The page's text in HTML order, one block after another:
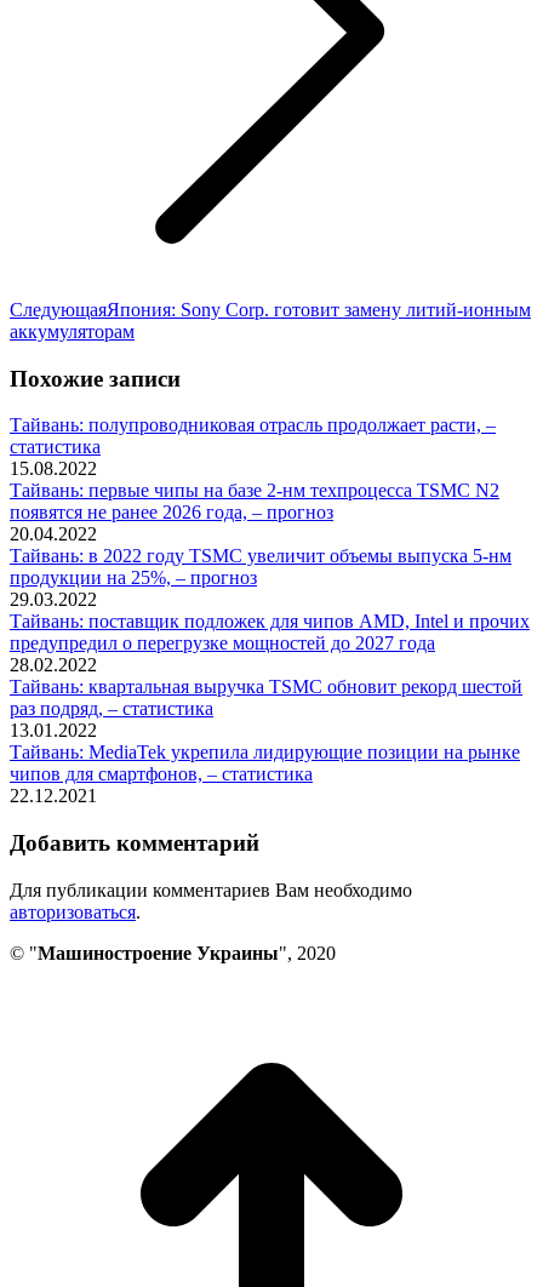
СледующаяСледующая
запись:
Япония: Sony Corp. готовит замену литий-ионным
аккумуляторам
Похожие записи
Тайвань: полупроводниковая отрасль продолжает расти, –
статистика
15.08.2022
Тайвань: первые чипы на базе 2-нм техпроцесса TSMC N2
появятся не ранее 2026 года, – прогноз
20.04.2022
Тайвань: в 2022 году TSMC увеличит объемы выпуска 5-нм
продукции на 25%, – прогноз
29.03.2022
Тайвань: поставщик подложек для чипов AMD, Intel и прочих
предупредил о перегрузке мощностей до 2027 года
28.02.2022
Тайвань: квартальная выручка TSMC обновит рекорд шестой
раз подряд, – статистика
13.01.2022
Тайвань: MediaTek укрепила лидирующие позиции на рынке
чипов для смартфонов, – статистика
22.12.2021
Добавить комментарий
Для публикации комментариев Вам необходимо
авторизоваться.
© "Машиностроение Украины", 2020